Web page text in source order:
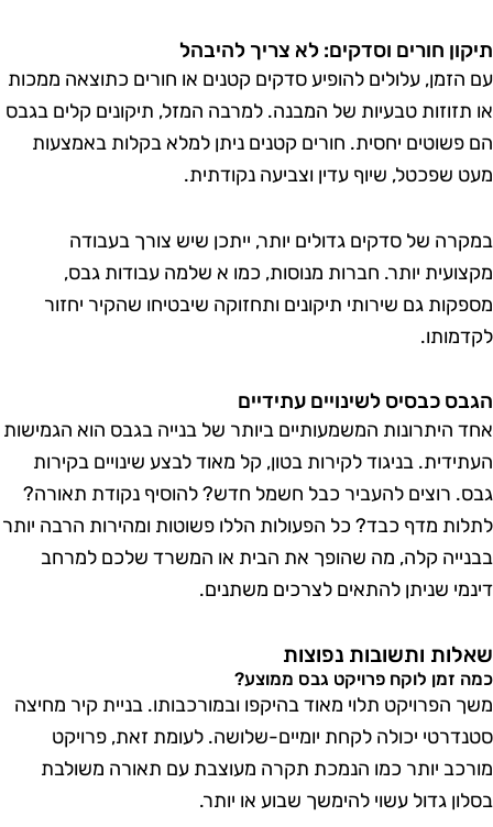
חורים וסדקים: לא צריך להיבהל
הזמן, עלולים להופיע סדקים קטנים או חורים כתוצאה ממכות
תזוזות טבעיות של המבנה. למרבה המזל, תיקונים קלים בגבס
פשוטים יחסית. חורים קטנים ניתן למלא בקלות באמצעות
שפכטל, שיוף עדין וצביעה נקודתית.
של סדקים גדולים יותר, ייתכן שיש צורך בעבודה
יותר. חברות מנוסות, כמו א שלמה עבודות גבס,
גם שירותי תיקונים ותחזוקה שיבטיחו שהקיר יחזור
כבסיס לשינויים עתידיים
היתרונות המשמעותיים ביותר של בנייה בגבס הוא הגמישות
בניגוד לקירות בטון, קל מאוד לבצע שינויים בקירות
רוצים להעביר כבל חשמל חדש? להוסיף נקודת תאורה?
מדף כבד? כל הפעולות הללו פשוטות ומהירות הרבה יותר
קלה, מה שהופך את הבית או המשרד שלכם למרחב
שניתן להתאים לצרכים משתנים.
ותשובות נפוצות
זמן לוקח פרויקט גבס ממוצע?
הפרויקט תלוי מאוד בהיקפו ובמורכבותו. בניית קיר מחיצה
יכולה לקחת יומיים-שלושה. לעומת זאת, פרויקט
יותר כמו הנמכת תקרה מעוצבת עם תאורה משולבת
גדול עשוי להימשך שבוע או יותר.